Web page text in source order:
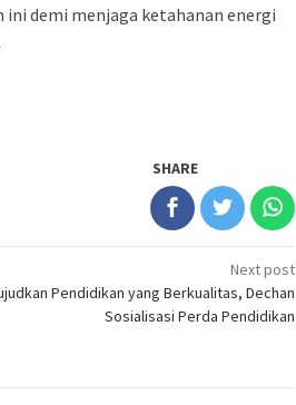
demi menjaga ketahanan energi
SHARE
Next post
Pendidikan yang Berkualitas, Dechan
Sosialisasi Perda Pendidikan